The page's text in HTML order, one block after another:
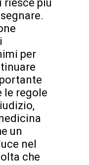
riesce più
per
le regole
un
nel
che